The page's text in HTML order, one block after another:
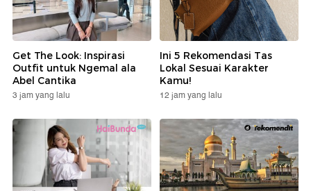
Get The Look: Inspirasi
Outfit untuk Ngemal ala
Abel Cantika
3 jam yang lalu
Ini 5 Rekomendasi Tas
Lokal Sesuai Karakter
Kamu!
12 jam yang lalu